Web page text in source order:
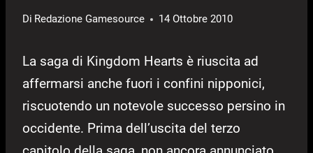
Di Redazione Gamesource 14 Ottobre 2010
La saga di Kingdom Hearts è riuscita ad
affermarsi anche fuori i confini nipponici,
riscuotendo un notevole successo persino in
occidente. Prima dell’uscita del terzo